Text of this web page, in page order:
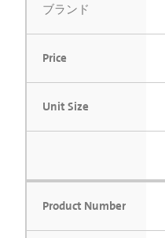
ブランド
Price
Unit Size
Product Number